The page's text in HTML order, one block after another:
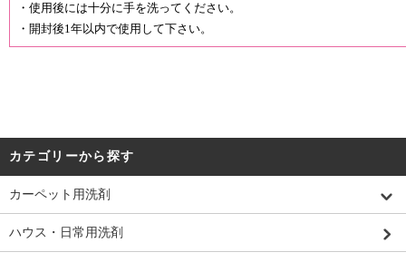
・使用後には十分に手を洗ってください。
・開封後1年以内で使用して下さい。
カテゴリーから探す
カーペット用洗剤
ハウス・日常用洗剤